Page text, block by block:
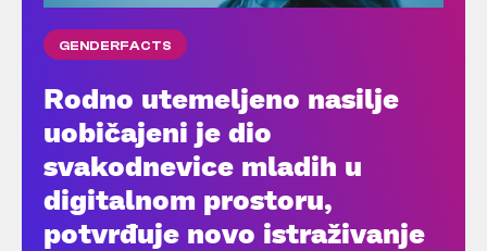
GENDERFACTS
Rodno utemeljeno nasilje
uobičajeni je dio
svakodnevice mladih u
digitalnom prostoru,
potvrđuje novo istraživanje